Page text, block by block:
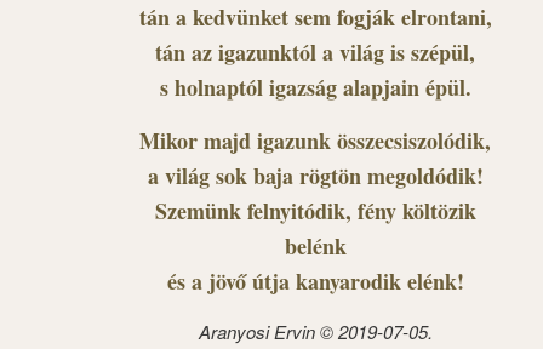
tán a kedvünket sem fogják elrontani,
tán az igazunktól a világ is szépül,
s holnaptól igazság alapjain épül.
Mikor majd igazunk összecsiszolódik,
a világ sok baja rögtön megoldódik!
Szemünk felnyitódik, fény költözik
belénk
és a jövő útja kanyarodik elénk!
Aranyosi Ervin © 2019-07-05.